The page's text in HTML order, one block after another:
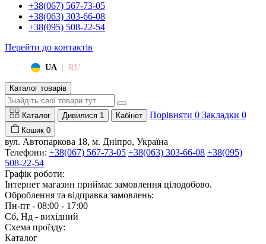
+38(067) 567-73-05
+38(063) 303-66-08
+38(095) 508-22-54
Перейти до контактів
UA | RU
Каталог товарів
Каталог Дивилися 1 Кабінет Порівняти 0 Закладки 0
Кошик 0
вул. Автопаркова 18, м. Дніпро, Україна
Телефони: +38(067) 567-73-05 +38(063) 303-66-08 +38(095)
508-22-54
Графік роботи:
Інтернет магазин приймає замовлення цілодобово.
Оброблення та відправка замовлень:
Пн-пт - 08:00 - 17:00
Сб, Нд - вихідний
Схема проїзду:
Каталог